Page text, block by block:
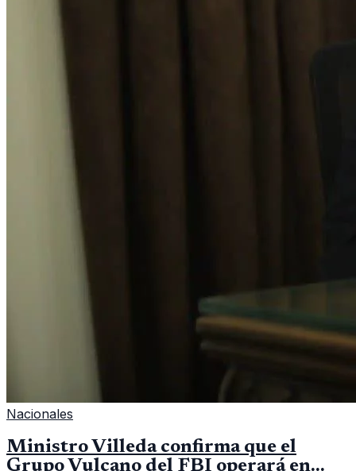
Nacionales
Ministro Villeda confirma que el
Grupo Vulcano del FBI operará en